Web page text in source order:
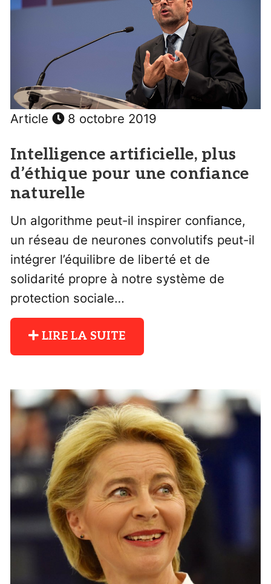
Article 8 octobre 2019
Intelligence artificielle, plus
d’éthique pour une confiance
naturelle
Un algorithme peut-il inspirer confiance,
un réseau de neurones convolutifs peut-il
intégrer l’équilibre de liberté et de
solidarité propre à notre système de
protection sociale…
LIRE LA SUITE